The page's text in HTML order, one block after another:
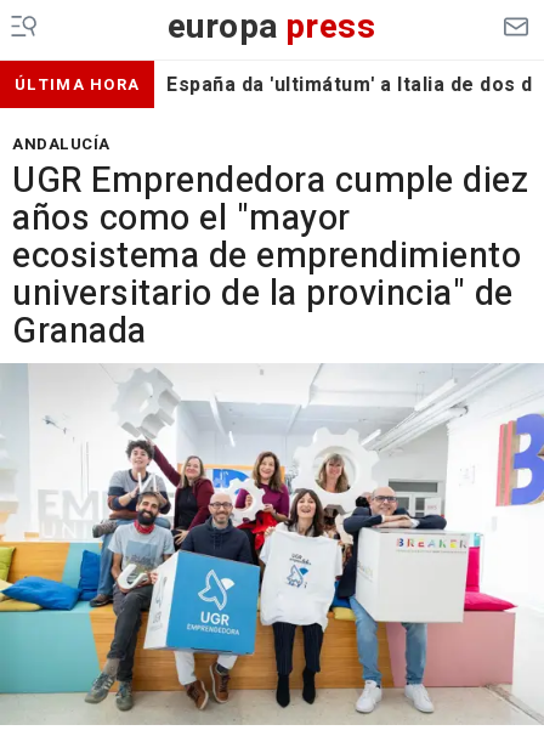
europa press
ÚLTIMA HORA España da 'ultimátum' a Italia de dos
ANDALUCÍA
UGR Emprendedora cumple diez
años como el "mayor
ecosistema de emprendimiento
universitario de la provincia" de
Granada